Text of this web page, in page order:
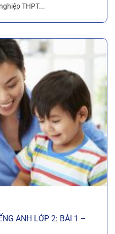
THPT...
ANH LỚP 2: BÀI 1 –